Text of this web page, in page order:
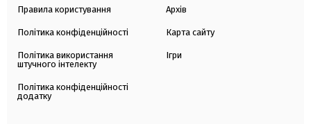
Правила користування
Політика конфіденційності
Політика використання
штучного інтелекту
Політика конфіденційності
додатку
Архів
Карта сайту
Ігри